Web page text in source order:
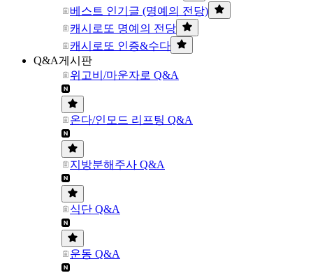
베스트 인기글 (명예의 전당)
캐시로또 명예의 전당
캐시로또 인증&수다
Q&A게시판
위고비/마운자로 Q&A
온다/인모드 리프팅 Q&A
지방분해주사 Q&A
식단 Q&A
운동 Q&A